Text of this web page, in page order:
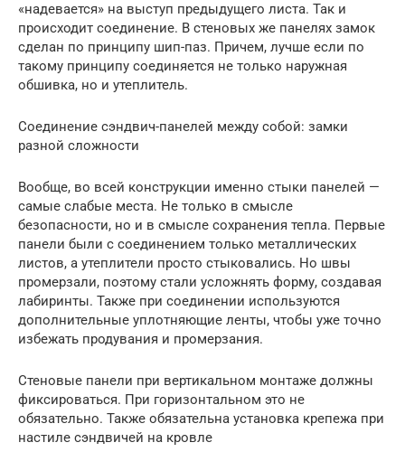
«надевается» на выступ предыдущего листа. Так и
происходит соединение. В стеновых же панелях замок
сделан по принципу шип-паз. Причем, лучше если по
такому принципу соединяется не только наружная
обшивка, но и утеплитель.
Соединение сэндвич-панелей между собой: замки
разной сложности
Вообще, во всей конструкции именно стыки панелей —
самые слабые места. Не только в смысле
безопасности, но и в смысле сохранения тепла. Первые
панели были с соединением только металлических
листов, а утеплители просто стыковались. Но швы
промерзали, поэтому стали усложнять форму, создавая
лабиринты. Также при соединении используются
дополнительные уплотняющие ленты, чтобы уже точно
избежать продувания и промерзания.
Стеновые панели при вертикальном монтаже должны
фиксироваться. При горизонтальном это не
обязательно. Также обязательна установка крепежа при
настиле сэндвичей на кровле